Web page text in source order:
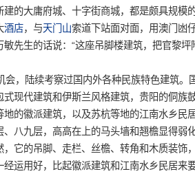
建的大庸府城、十字街商城，都是颇具规模
酒店，与天门山索道下站面对面，用澳门凼
先生的话说：“这座吊脚楼建筑，把官黎坪
，陆续考察过国内外各种民族特色建筑。
式现代建筑和伊斯兰风格建筑，贵阳的侗族
地的徽派建筑，以及苏杭等地的江南水乡民
、八九层，高高在上的马头墙和翘檐显得弱
，它的吊脚、走栏、丝檐、转角和木质装饰
经运用好，比起徽派建筑和江南水乡民居来